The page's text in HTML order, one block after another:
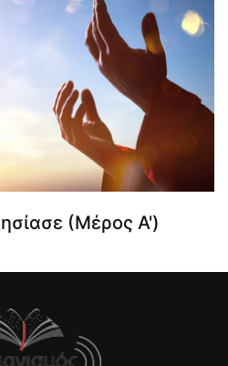
(Μέρος Α')